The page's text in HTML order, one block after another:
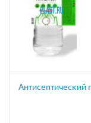
Антисептический